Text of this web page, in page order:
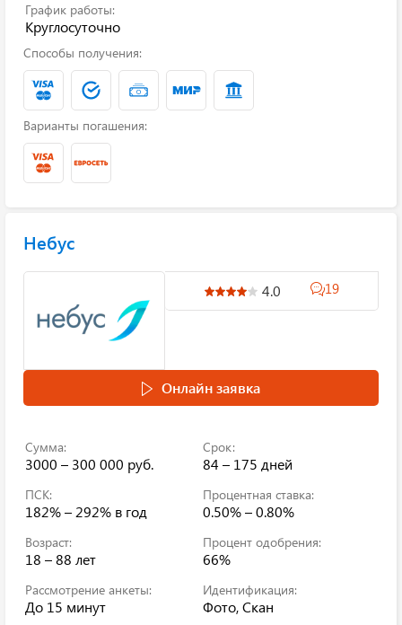
График работы:
Круглосуточно
Способы получения:
Варианты погашения:
Небус
4.0 19
Онлайн заявка
Сумма:
3000 – 300 000 руб.
Срок:
84 – 175 дней
ПСК:
182% – 292% в год
Процентная ставка:
0.50% – 0.80%
Возраст:
18 – 88 лет
Процент одобрения:
66%
Рассмотрение анкеты:
До 15 минут
Идентификация:
Фото, Скан